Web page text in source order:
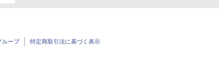
ループ 特定商取引法に基づく表示